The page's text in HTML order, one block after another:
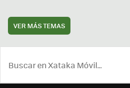
VER MÁS TEMAS